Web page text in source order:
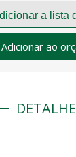
ao